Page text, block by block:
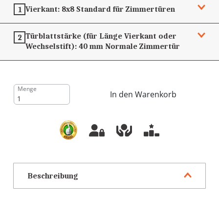
1 Vierkant: 8x8 Standard für Zimmertüren
2 Türblattstärke (für Länge Vierkant oder
Wechselstift):40 mm Normale Zimmertür
Menge
In den Warenkorb
Beschreibung